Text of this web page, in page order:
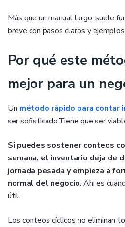
Más que un manual largo, suele
breve con pasos claros y
Por qué este
mejor para un
Un método rápido para contar
ser sofisticado.Tiene que ser
Si puedes sostener conteos
semana, el inventario deja de
jornada pesada y empieza a
normal del negocio. Ahí es
útil.
Los conteos cíclicos no eliminan